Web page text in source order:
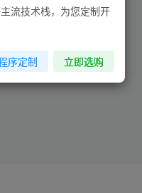
流技术栈，为您定制开
序定制 立即选购